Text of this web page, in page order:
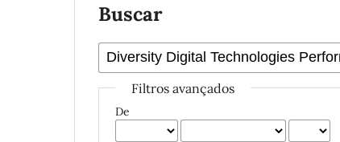
Buscar
Filtros avançados
De